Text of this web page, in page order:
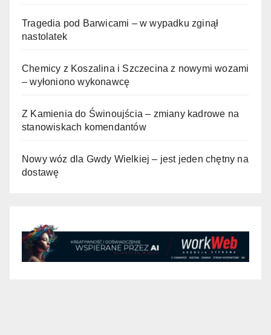
Tragedia pod Barwicami – w wypadku zginął
nastolatek
Chemicy z Koszalina i Szczecina z nowymi wozami
– wyłoniono wykonawcę
Z Kamienia do Świnoujścia – zmiany kadrowe na
stanowiskach komendantów
Nowy wóz dla Gwdy Wielkiej – jest jeden chętny na
dostawę